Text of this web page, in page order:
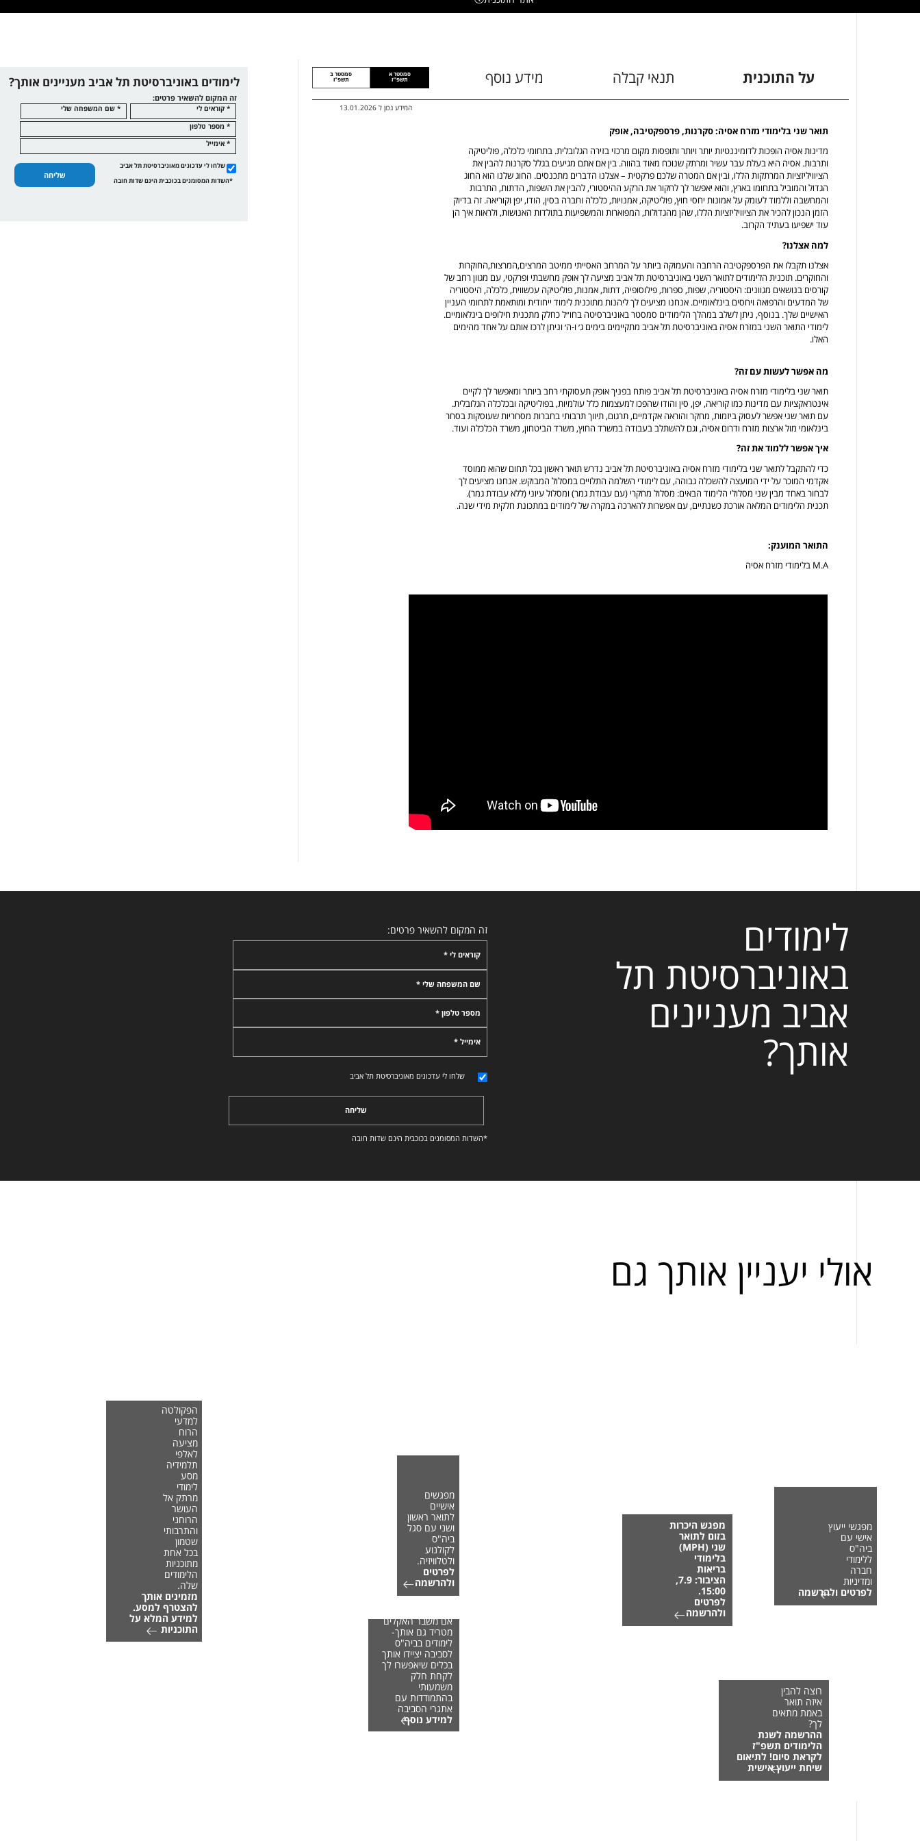
סמסטר א
תשפ"ז
סמסטר ב
תשפ"ו
המידע נכון ל 13.01.2026
על התוכנית תנאי קבלה מידע נוסף
תואר שני בלימודי מזרח אסיה: סקרנות, פרספקטיבה, אופק
מדינות אסיה הופכות לדומיננטיות יותר ויותר ותופסות מקום מרכזי בזירה הגלובלית. בתחומי כלכלה, פוליטיקה
ותרבות. אסיה היא בעלת עבר עשיר ומרתק שנוכח מאוד בהווה. בין אם אתם מגיעים בגלל סקרנות להבין את
הציוויליזציות המרתקות הללו, ובין אם המטרה שלכם פרקטית – אצלנו הדברים מתכנסים. החוג שלנו הוא החוג
הגדול והמוביל בתחומו בארץ, והוא יאפשר לך לחקור את הרקע ההיסטורי, להבין את השפות, הדתות, התרבות
והמחשבה וללמוד לעומק על אמונות יחסי חוץ, פוליטיקה, אמנויות, כלכלה וחברה בסין, הודו, יפן וקוריאה. זה בדיוק
הזמן הנכון להכיר את הציוויליזציות הללו, שהן מהגדולות, המפוארות והמשפיעות בתולדות האנושות, ולראות איך הן
עוד ישפיעו בעתיד הקרוב.
למה אצלנו?
אצלנו תקבלו את הפרספקטיבה הרחבה והעמוקה ביותר על המרחב האסייתי ממיטב המרצים,המרצות,החוקרות
והחוקרים. תוכנית הלימודים לתואר השני באוניברסיטת תל אביב מציעה לך אופק מחשבתי ופרקטי, עם מגוון רחב של
קורסים בנושאים מגוונים: היסטוריה, שפות, ספרות, פילוסופיה, דתות, אמנות, פוליטיקה עכשווית, כלכלה, היסטוריה
של המדעים והרפואה ויחסים בינלאומיים. אנחנו מציעים לך ליהנות מתוכנית לימוד ייחודית ומותאמת לתחומי העניין
האישיים שלך. בנוסף, ניתן לשלב במהלך הלימודים סמסטר באוניברסיטה בחו״ל כחלק מתכנית חילופים בינלאומיים.
לימודי התואר השני במזרח אסיה באוניברסיטת תל אביב מתקיימים בימים ג׳ ו-ה׳ וניתן לרכז אותם על אחד מהימים
האלו.
מה אפשר לעשות עם זה?
תואר שני בלימודי מזרח אסיה באוניברסיטת תל אביב פותח בפניך אופק תעסוקתי רחב ביותר ומאפשר לך לקיים
אינטראקציות עם מדינות כמו קוריאה, יפן, סין והודו שהפכו למעצמות כלל עולמיות, בפוליטיקה ובכלכלה הגלובלית.
עם תואר שני אפשר לעסוק ביזמות, מחקר והוראה אקדמיים, תרגום, תיווך תרבותי בחברות מסחריות שעוסקות בסחר
בינלאומי מול ארצות מזרח ודרום אסיה, וגם להשתלב בעבודה במשרד החוץ, משרד הביטחון, משרד הכלכלה ועוד.
איך אפשר ללמוד את זה?
כדי להתקבל לתואר שני בלימודי מזרח אסיה באוניברסיטת תל אביב נדרש תואר ראשון בכל תחום שהוא ממוסד
אקדמי המוכר על ידי המועצה להשכלה גבוהה, עם לימודי השלמה התלויים במסלול המבוקש. אנחנו מציעים לך
לבחור באחד מבין שני מסלולי הלימוד הבאים: מסלול מחקרי (עם עבודת גמר) ומסלול עיוני (ללא עבודת גמר).
תכנית הלימודים המלאה אורכת כשנתיים, עם אפשרות להארכה במקרה של לימודים במתכונת חלקית מידי שנה.
התואר המוענק:
M.A בלימודי מזרח אסיה
לימודים באוניברסיטת תל אביב מעניינים אותך?
זה המקום להשאיר פרטים:
* קוראים לי
* שם המשפחה שלי
* מספר טלפון
* אימייל
שלחו לי עדכונים מאוניברסיטת תל אביב
שליחה
*השדות המסומנים בכוכבית הינם שדות חובה
לימודים
באוניברסיטת תל
אביב מעניינים
אותך?
זה המקום להשאיר פרטים:
קוראים לי *
שם המשפחה שלי *
מספר טלפון *
אימייל *
שלחו לי עדכונים מאוניברסיטת תל אביב
שליחה
*השדות המסומנים בכוכבית הינם שדות חובה
אולי יעניין אותך גם
הפקולטה
למדעי
הרוח
מציעה
לאלפי
תלמידיה
מסע
לימודי
מרתק אל
העושר
הרוחני
והתרבותי
שטמון
בכל אחת
מתוכניות
הלימודים
שלה.
מזמינים אותך
להצטרף למסע.
למידע המלא על
התוכניות
מפגשים
אישיים
לתואר ראשון
ושני עם סגל
ביה"ס
לקולנוע
ולטלוויזיה.
לפרטים
ולהרשמה
מפגשי ייעוץ
אישי עם
ביה"ס
ללימודי
חברה
ומדיניות
לפרטים ולהרשמה
מפגש היכרות
בזום לתואר
שני (MPH)
בלימודי
בריאות
הציבור: 7.9,
15:00.
לפרטים
ולהרשמה
אם משבר האקלים
מטריד גם אותך-
לימודים בביה"ס
לסביבה יציידו אותך
בכלים שיאפשרו לך
לקחת חלק
משמעותי
בהתמודדות עם
אתגרי הסביבה
למידע נוסף
רוצה להבין
איזה תואר
באמת מתאים
לך?
ההרשמה לשנת
הלימודים תשפ"ז
לקראת סיום! לתיאום
שיחת ייעוץ אישית